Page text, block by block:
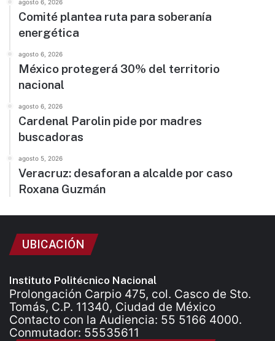
agosto 6, 2026
Comité plantea ruta para soberanía
energética
agosto 6, 2026
México protegerá 30% del territorio
nacional
agosto 6, 2026
Cardenal Parolin pide por madres
buscadoras
agosto 5, 2026
Veracruz: desaforan a alcalde por caso
Roxana Guzmán
UBICACIÓN
Instituto Politécnico Nacional
Prolongación Carpio 475, col. Casco de Sto.
Tomás, C.P. 11340, Ciudad de México
Contacto con la Audiencia: 55 5166 4000.
Conmutador: 55535611